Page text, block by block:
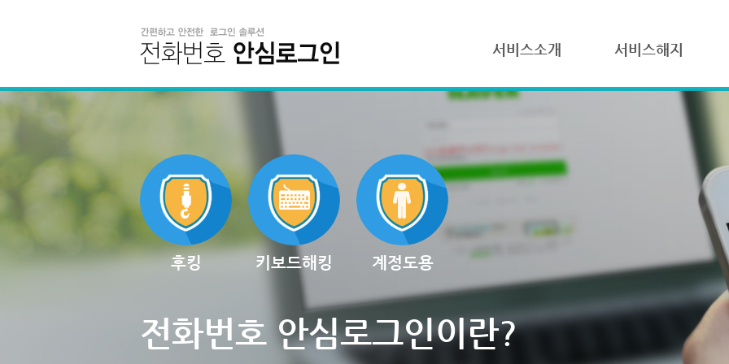
서비스소개 서비스해지
후킹 키보드해킹 계정도용
전화번호 안심로그인이란?